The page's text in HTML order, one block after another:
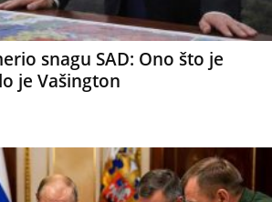
snagu SAD: Ono što je
je Vašington